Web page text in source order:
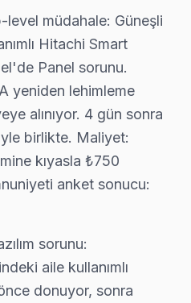
- TV Tamiri
ekran arızasıyla
herhangi bir adreste,
diyoruz: Android
tüketici haklarına saygı
İçerik ve Deneyim
servis deneyimi,
katmanında LVDS sinyal
HDMI paraziti
görüntüleme sistemi
son 53 vakadan elde
müdahale: Güneşli
Hitachi Smart
Panel sorunu.
yeniden lehimleme
alınıyor. 4 gün sonra
birlikte. Maliyet:
kıyasla ₺750
anket sonucu:
sorunu:
aile kullanımlı
donuyor, sonra